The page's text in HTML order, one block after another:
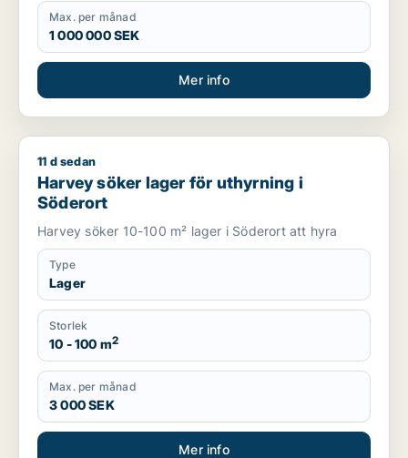
Max. per månad
1 000 000 SEK
Mer info
Harvey söker lager för uthyrning i Söderort
11 d sedan
Harvey söker lager för uthyrning i
Söderort
Harvey söker 10-100 m² lager i Söderort att hyra
Type
Lager
Storlek
10 - 100 m2
Max. per månad
3 000 SEK
Mer info